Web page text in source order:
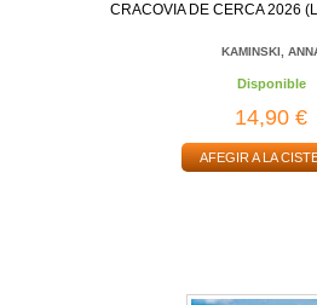
CRACOVIA DE CERCA 2026
KAMINSKI,
Disponible
14,90 €
AFEGIR A LA